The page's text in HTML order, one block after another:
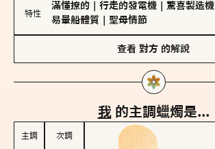
特性
滿懂撩的 行走的發電機 驚喜製造機
易暈船體質
聖母情節
查看 對方 的解說
我 的主調蠟燭是...
主調 次調